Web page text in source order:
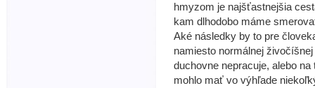
hmyzom je najšťastnejšia
kam dlhodobo máme
Aké následky by to pre
namiesto normálnej
duchovne nepracuje, alebo
mohlo mať vo výhľade